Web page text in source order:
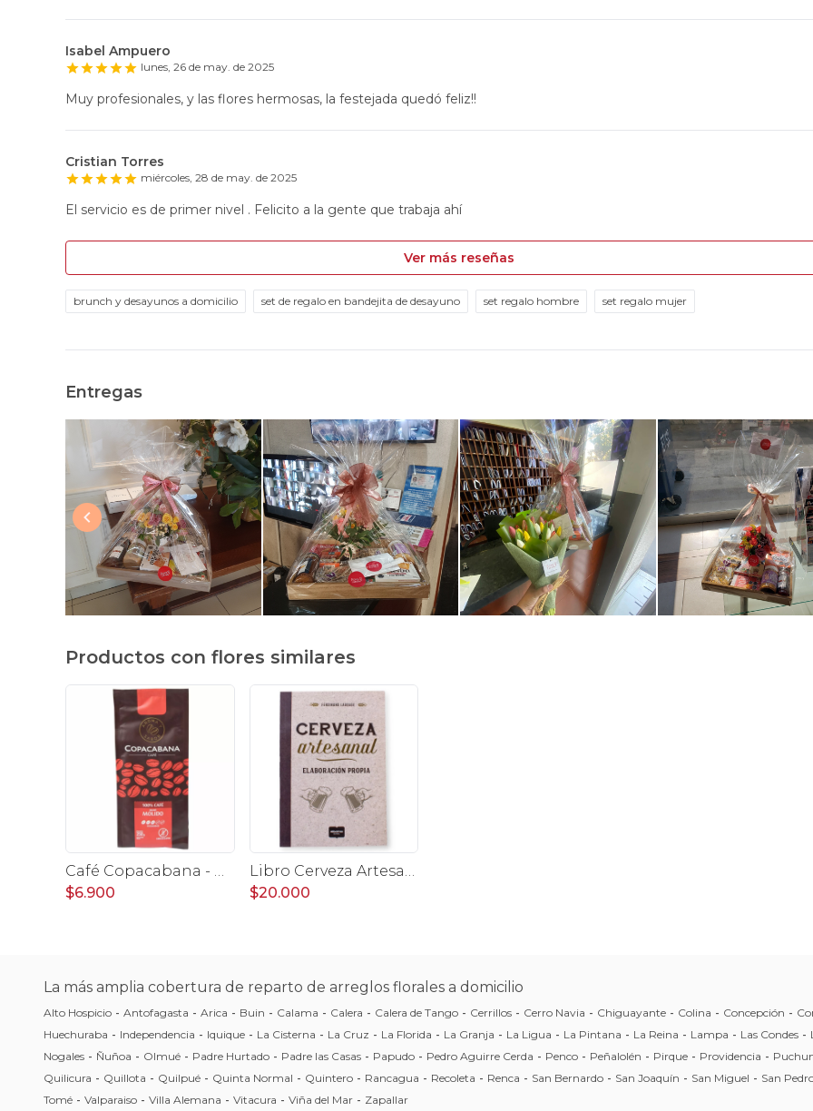
Isabel Ampuero
lunes, 26 de may. de 2025
Muy profesionales, y las flores hermosas, la festejada quedó feliz!!
Cristian Torres
miércoles, 28 de may. de 2025
El servicio es de primer nivel . Felicito a la gente que trabaja ahí
Ver más reseñas
brunch y desayunos a domicilio set de regalo en bandejita de desayuno set regalo hombre set regalo mujer
Entregas
Productos con flores similares
Café Copacabana - Café de grano molido 250 gr.
$6.900
Libro Cerveza Artesanal - Elaboración Propia
$20.000
La más amplia cobertura de reparto de arreglos florales a domicilio
Alto Hospicio - Antofagasta - Arica - Buin - Calama - Calera - Calera de Tango - Cerrillos - Cerro Navia - Chiguayante - Colina - Concepción -
Huechuraba - Independencia - Iquique - La Cisterna - La Cruz - La Florida - La Granja - La Ligua - La Pintana - La Reina - Lampa - Las Condes -
Nogales - Ñuñoa - Olmué - Padre Hurtado - Padre las Casas - Papudo - Pedro Aguirre Cerda - Penco - Peñalolén - Pirque - Providencia -
Quilicura - Quillota - Quilpué - Quinta Normal - Quintero - Rancagua - Recoleta - Renca - San Bernardo - San Joaquín - San Miguel - San
Tomé - Valparaiso - Villa Alemana - Vitacura - Viña del Mar - Zapallar